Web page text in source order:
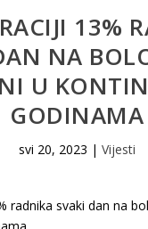
13%
NA
U
GODINAMA
svi 20, 2023 | Vijesti